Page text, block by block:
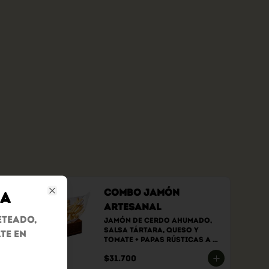
Combo Jamón
Artesanal
Jamón de cerdo ahumado,
salsa tártara, queso y
tomate + papas rústicas a
elección + bebida a elección
$31.700
en
Close